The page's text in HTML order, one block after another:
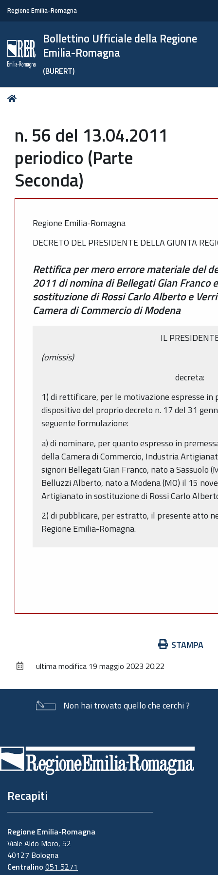
Regione Emilia-Romagna
Bollettino Ufficiale della Regione
Emilia-Romagna
(BURERT)
Tu
n. 56 del 13.04.2011
periodico (Parte
Seconda)
Regione Emilia-Romagna
DECRETO DEL PRESIDENTE DELLA GIUNTA
Rettifica per mero errore materiale del
2011 di nomina di Bellegati Gian Franco
sostituzione di Rossi Carlo Alberto e
Camera di Commercio di Modena
IL
(omissis)
decreta:
1) di rettificare, per le motivazione espresse in
dispositivo del proprio decreto n. 17 del 31
seguente formulazione:
a) di nominare, per quanto espresso in
della Camera di Commercio, Industria
signori Bellegati Gian Franco, nato a Sassuolo
Belluzzi Alberto, nato a Modena (MO) il 15
Artigianato in sostituzione di Rossi Carlo
2) di pubblicare, per estratto, il presente atto
Regione Emilia-Romagna.
documento
STAMPA
ultima modifica 19 maggio 2023 20:22
Non hai trovato quello che cerchi ?
di
pagina
Recapiti
Regione Emilia-Romagna
Viale Aldo Moro, 52
40127 Bologna
Centralino 051 5271